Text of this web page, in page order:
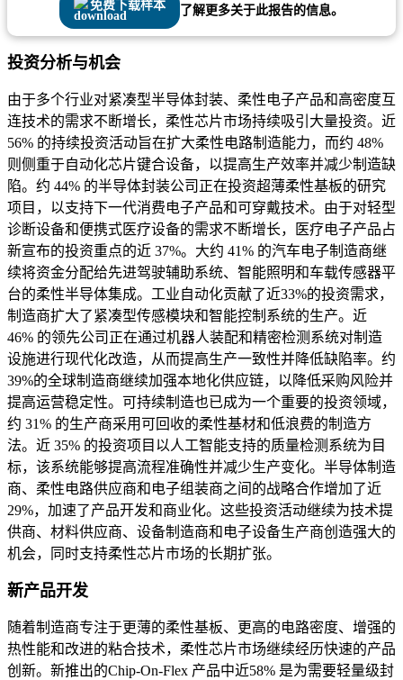
免费下载样本 了解更多关于此报告的信息。
投资分析与机会
由于多个行业对紧凑型半导体封装、柔性电子产品和高密度互
连技术的需求不断增长，柔性芯片市场持续吸引大量投资。近
56% 的持续投资活动旨在扩大柔性电路制造能力，而约 48%
则侧重于自动化芯片键合设备，以提高生产效率并减少制造缺
陷。约 44% 的半导体封装公司正在投资超薄柔性基板的研究
项目，以支持下一代消费电子产品和可穿戴技术。由于对轻型
诊断设备和便携式医疗设备的需求不断增长，医疗电子产品占
新宣布的投资重点的近 37%。大约 41% 的汽车电子制造商继
续将资金分配给先进驾驶辅助系统、智能照明和车载传感器平
台的柔性半导体集成。工业自动化贡献了近33%的投资需求，
制造商扩大了紧凑型传感模块和智能控制系统的生产。近
46% 的领先公司正在通过机器人装配和精密检测系统对制造
设施进行现代化改造，从而提高生产一致性并降低缺陷率。约
39%的全球制造商继续加强本地化供应链，以降低采购风险并
提高运营稳定性。可持续制造也已成为一个重要的投资领域，
约 31% 的生产商采用可回收的柔性基材和低浪费的制造方
法。近 35% 的投资项目以人工智能支持的质量检测系统为目
标，该系统能够提高流程准确性并减少生产变化。半导体制造
商、柔性电路供应商和电子组装商之间的战略合作增加了近
29%，加速了产品开发和商业化。这些投资活动继续为技术提
供商、材料供应商、设备制造商和电子设备生产商创造强大的
机会，同时支持柔性芯片市场的长期扩张。
新产品开发
随着制造商专注于更薄的柔性基板、更高的电路密度、增强的
热性能和改进的粘合技术，柔性芯片市场继续经历快速的产品
创新。新推出的Chip-On-Flex 产品中近58% 是为需要轻量级封